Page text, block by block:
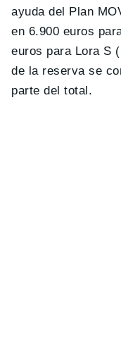
ayuda del Plan
en 6.900 euros
euros para Lora S
de la reserva se
parte del total.